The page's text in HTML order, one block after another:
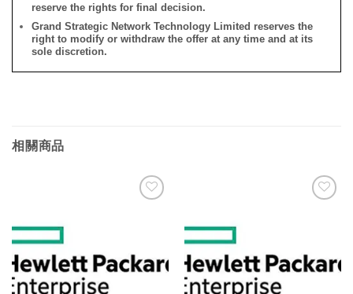
reserve the rights for final decision.
Grand Strategic Network Technology Limited reserves the
right to modify or withdraw the offer at any time and at its
sole discretion.
相關商品